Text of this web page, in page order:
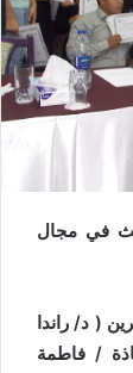
في مجال
( د/ راندا
/ فاطمة